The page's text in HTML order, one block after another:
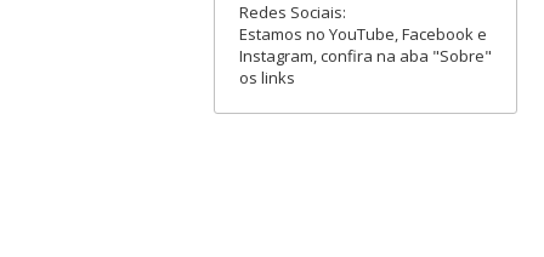
Redes Sociais:
Estamos no YouTube, Facebook e
Instagram, confira na aba "Sobre"
os links